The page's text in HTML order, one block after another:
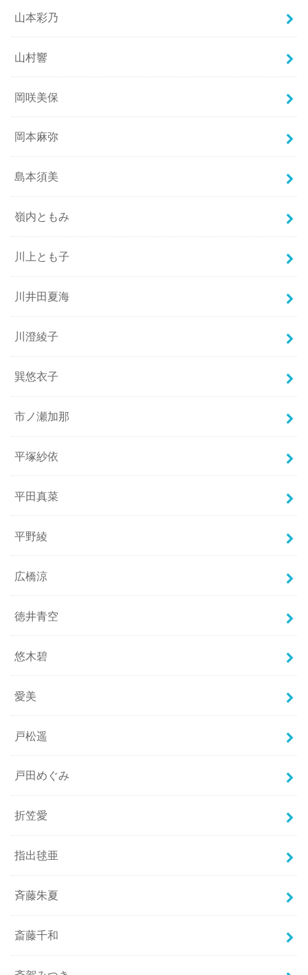
山本彩乃
山村響
岡咲美保
岡本麻弥
島本須美
嶺内ともみ
川上とも子
川井田夏海
川澄綾子
巽悠衣子
市ノ瀬加那
平塚紗依
平田真菜
平野綾
広橋涼
徳井青空
悠木碧
愛美
戸松遥
戸田めぐみ
折笠愛
指出毬亜
斉藤朱夏
斎藤千和